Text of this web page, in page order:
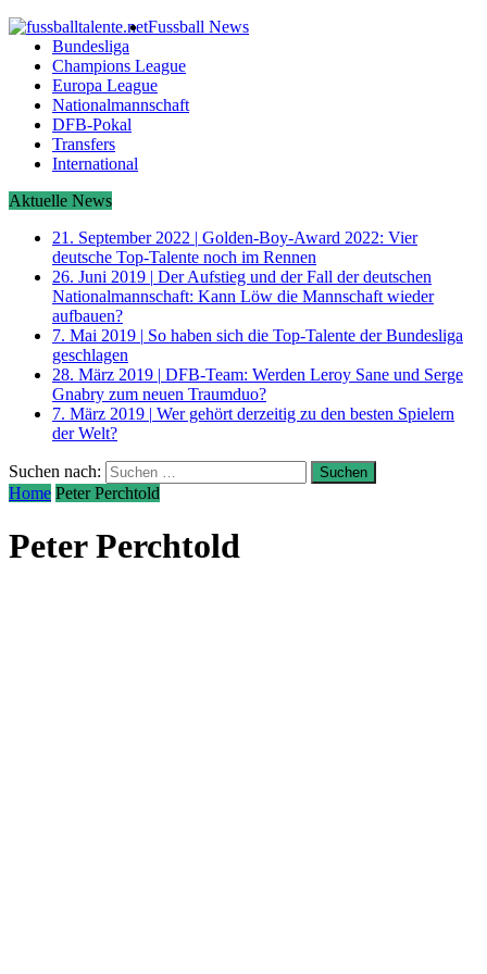
Fussball News
Bundesliga
Champions League
Europa League
Nationalmannschaft
DFB-Pokal
Transfers
International
Aktuelle News
21. September 2022 | Golden-Boy-Award 2022: Vier
deutsche Top-Talente noch im Rennen
26. Juni 2019 | Der Aufstieg und der Fall der deutschen
Nationalmannschaft: Kann Löw die Mannschaft wieder
aufbauen?
7. Mai 2019 | So haben sich die Top-Talente der Bundesliga
geschlagen
28. März 2019 | DFB-Team: Werden Leroy Sane und Serge
Gnabry zum neuen Traumduo?
7. März 2019 | Wer gehört derzeitig zu den besten Spielern
der Welt?
Suchen nach:
Home Peter Perchtold
Peter Perchtold